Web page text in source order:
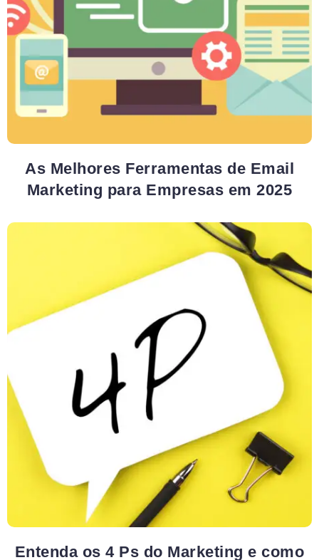
As Melhores Ferramentas de Email
Marketing para Empresas em 2025
Entenda os 4 Ps do Marketing e como